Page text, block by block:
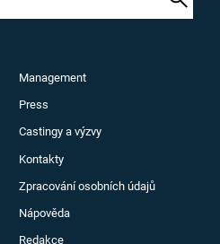
Management
Press
Castingy a výzvy
Kontakty
Zpracování osobních údajů
Nápověda
Redakce